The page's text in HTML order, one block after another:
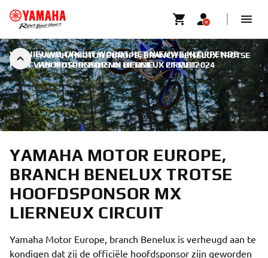
YAMAHA MOTOR EUROPE, BRANCH BENELUX TROTSE
HOOFDSPONSOR MX LIERNEUX CIRCUIT
VERNIEUWD CIRCUIT WORDT HET NIEUWE KLOPPENDE
HART VAN MOTORCROSS IN BELGIË | 21 MEI 2024
YAMAHA MOTOR EUROPE,
BRANCH BENELUX TROTSE
HOOFDSPONSOR MX
LIERNEUX CIRCUIT
Yamaha Motor Europe, branch Benelux is verheugd aan te
kondigen dat zij de officiële hoofdsponsor zijn geworden